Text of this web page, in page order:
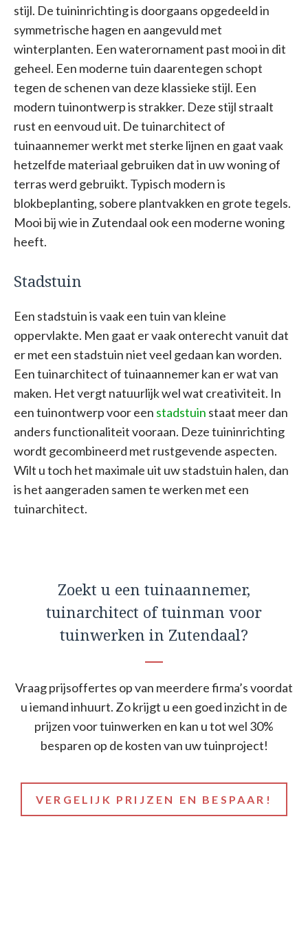
stijl. De tuininrichting is doorgaans opgedeeld in
symmetrische hagen en aangevuld met
winterplanten. Een waterornament past mooi in dit
geheel. Een moderne tuin daarentegen schopt
tegen de schenen van deze klassieke stijl. Een
modern tuinontwerp is strakker. Deze stijl straalt
rust en eenvoud uit. De tuinarchitect of
tuinaannemer werkt met sterke lijnen en gaat vaak
hetzelfde materiaal gebruiken dat in uw woning of
terras werd gebruikt. Typisch modern is
blokbeplanting, sobere plantvakken en grote tegels.
Mooi bij wie in Zutendaal ook een moderne woning
heeft.
Stadstuin
Een stadstuin is vaak een tuin van kleine
oppervlakte. Men gaat er vaak onterecht vanuit dat
er met een stadstuin niet veel gedaan kan worden.
Een tuinarchitect of tuinaannemer kan er wat van
maken. Het vergt natuurlijk wel wat creativiteit. In
een tuinontwerp voor een stadstuin staat meer dan
anders functionaliteit vooraan. Deze tuininrichting
wordt gecombineerd met rustgevende aspecten.
Wilt u toch het maximale uit uw stadstuin halen, dan
is het aangeraden samen te werken met een
tuinarchitect.
Zoekt u een tuinaannemer,
tuinarchitect of tuinman voor
tuinwerken in Zutendaal?
Vraag prijsoffertes op van meerdere firma’s voordat
u iemand inhuurt. Zo krijgt u een goed inzicht in de
prijzen voor tuinwerken en kan u tot wel 30%
besparen op de kosten van uw tuinproject!
VERGELIJK PRIJZEN EN BESPAAR!